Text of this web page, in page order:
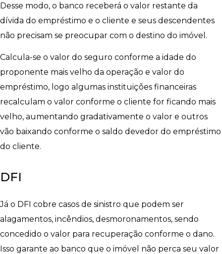
Desse modo, o banco receberá o valor restante da
dívida do empréstimo e o cliente e seus descendentes
não precisam se preocupar com o destino do imóvel.
Calcula-se o valor do seguro conforme a idade do
proponente mais velho da operação e valor do
empréstimo, logo algumas instituições financeiras
recalculam o valor conforme o cliente for ficando mais
velho, aumentando gradativamente o valor e outros
vão baixando conforme o saldo devedor do empréstimo
do cliente.
DFI
Já o DFI cobre casos de sinistro que podem ser
alagamentos, incêndios, desmoronamentos, sendo
concedido o valor para recuperação conforme o dano.
Isso garante ao banco que o imóvel não perca seu valor